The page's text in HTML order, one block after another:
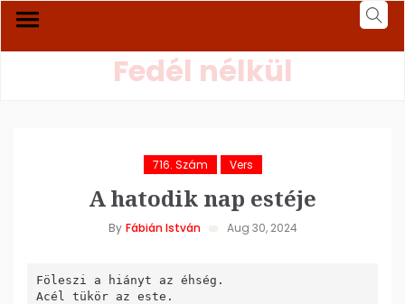
Fedél nélkül
716. Szám Vers
A hatodik nap estéje
By Fábián István Aug 30, 2024
Föleszi a hiányt az éhség.
Acél tükör az este.